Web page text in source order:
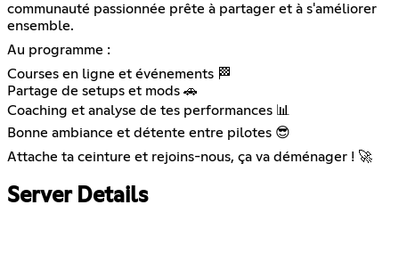
communauté passionnée prête à partager et à s'améliorer
ensemble.
Au programme :
Courses en ligne et événements 🏁
Partage de setups et mods 🚗
Coaching et analyse de tes performances 📊
Bonne ambiance et détente entre pilotes 😎
Attache ta ceinture et rejoins-nous, ça va déménager ! 🚀
Server Details